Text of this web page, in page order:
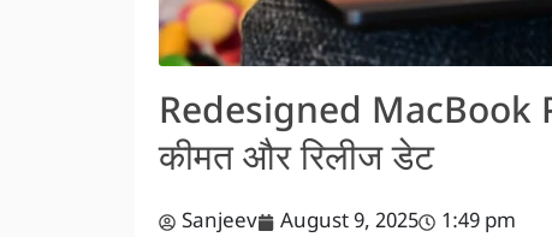
Redesigned MacBook
कीमत और रिलीज डेट
Sanjeev August 9, 2025 1:49 pm